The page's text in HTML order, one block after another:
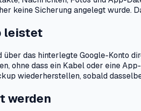
keine Sicherung angelegt wurde.
leistet
das hinterlegte Google-Konto
ohne dass ein Kabel oder eine
wiederherstellen, sobald
werden